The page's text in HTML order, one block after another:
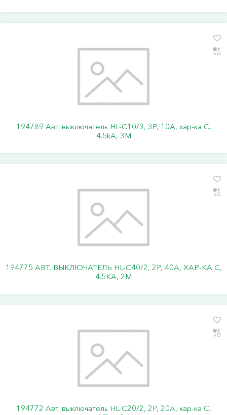
194789 Авт. выключатель HL-C10/3, 3P, 10A, хар-ка C,
4.5kA, 3M
194775 АВТ. ВЫКЛЮЧАТЕЛЬ HL-C40/2, 2P, 40A, ХАР-КА C,
4.5KA, 2M
194772 Авт. выключатель HL-C20/2, 2P, 20A, хар-ка C,